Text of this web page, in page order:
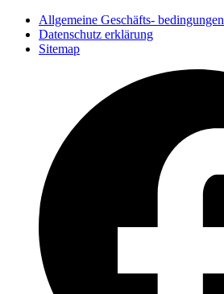
Allgemeine Geschäfts- bedingungen
Datenschutz erklärung
Sitemap